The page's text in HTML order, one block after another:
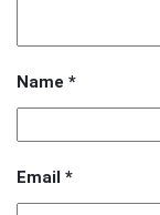
Name *
Email *